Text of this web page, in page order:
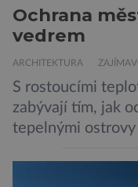
Ochrana
vedrem
ARCHITEKTURA
S rostoucími
zabývají tím, jak
tepelnými ostrovy